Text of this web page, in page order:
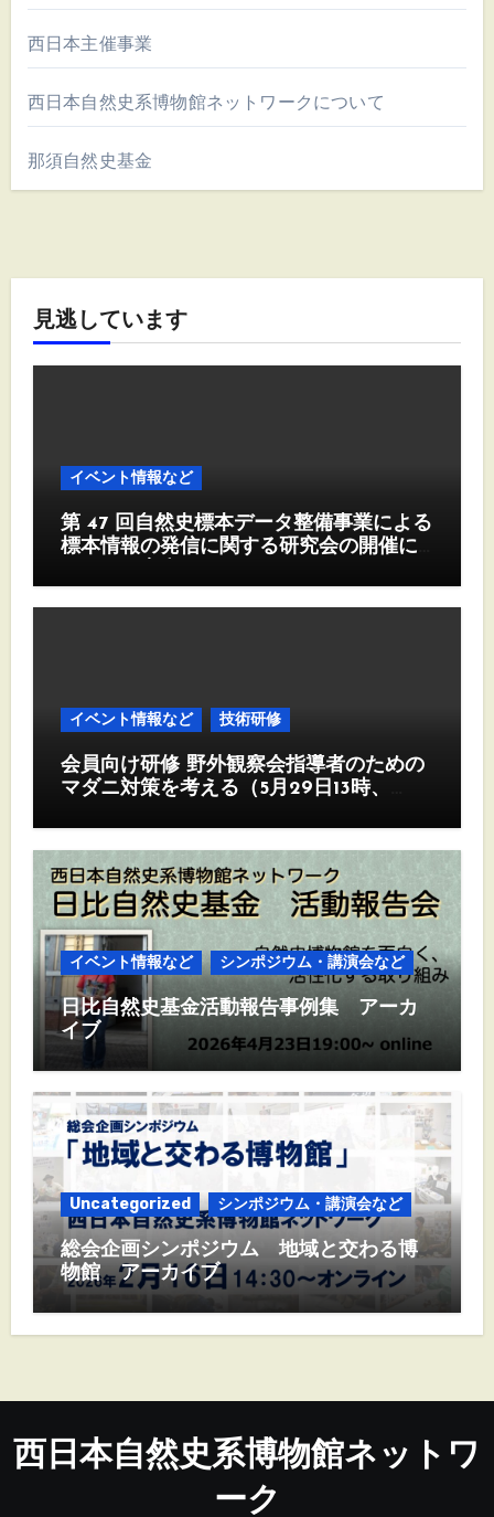
西日本主催事業
西日本自然史系博物館ネットワークについて
那須自然史基金
見逃しています
イベント情報など
第 47 回自然史標本データ整備事業による
標本情報の発信に関する研究会の開催に
イベント情報など 技術研修
会員向け研修 野外観察会指導者のための
マダニ対策を考える（5月29日13時、
イベント情報など シンポジウム・講演会など
日比自然史基金活動報告事例集 アーカ
イブ
Uncategorized シンポジウム・講演会など
総会企画シンポジウム 地域と交わる博
物館 アーカイブ
西日本自然史系博物館ネットワ
ーク